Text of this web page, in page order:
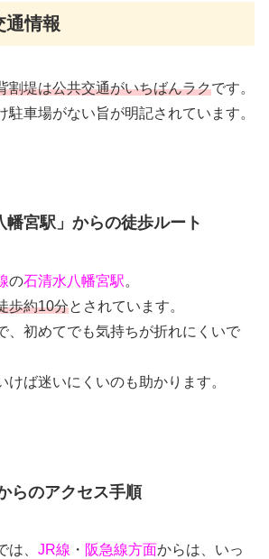
通情報
割堤は公共交通がいちばんラクです。
駐車場がない旨が明記されています。
幡宮駅」からの徒歩ルート
の石清水八幡宮駅。
歩約10分とされています。
、初めてでも気持ちが折れにくいで
けば迷いにくいのも助かります。
らのアクセス手順
、 JR線 ・ 阪急線方面からは、いっ